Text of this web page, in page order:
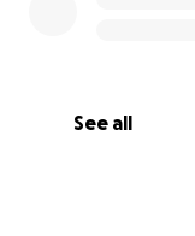
See all